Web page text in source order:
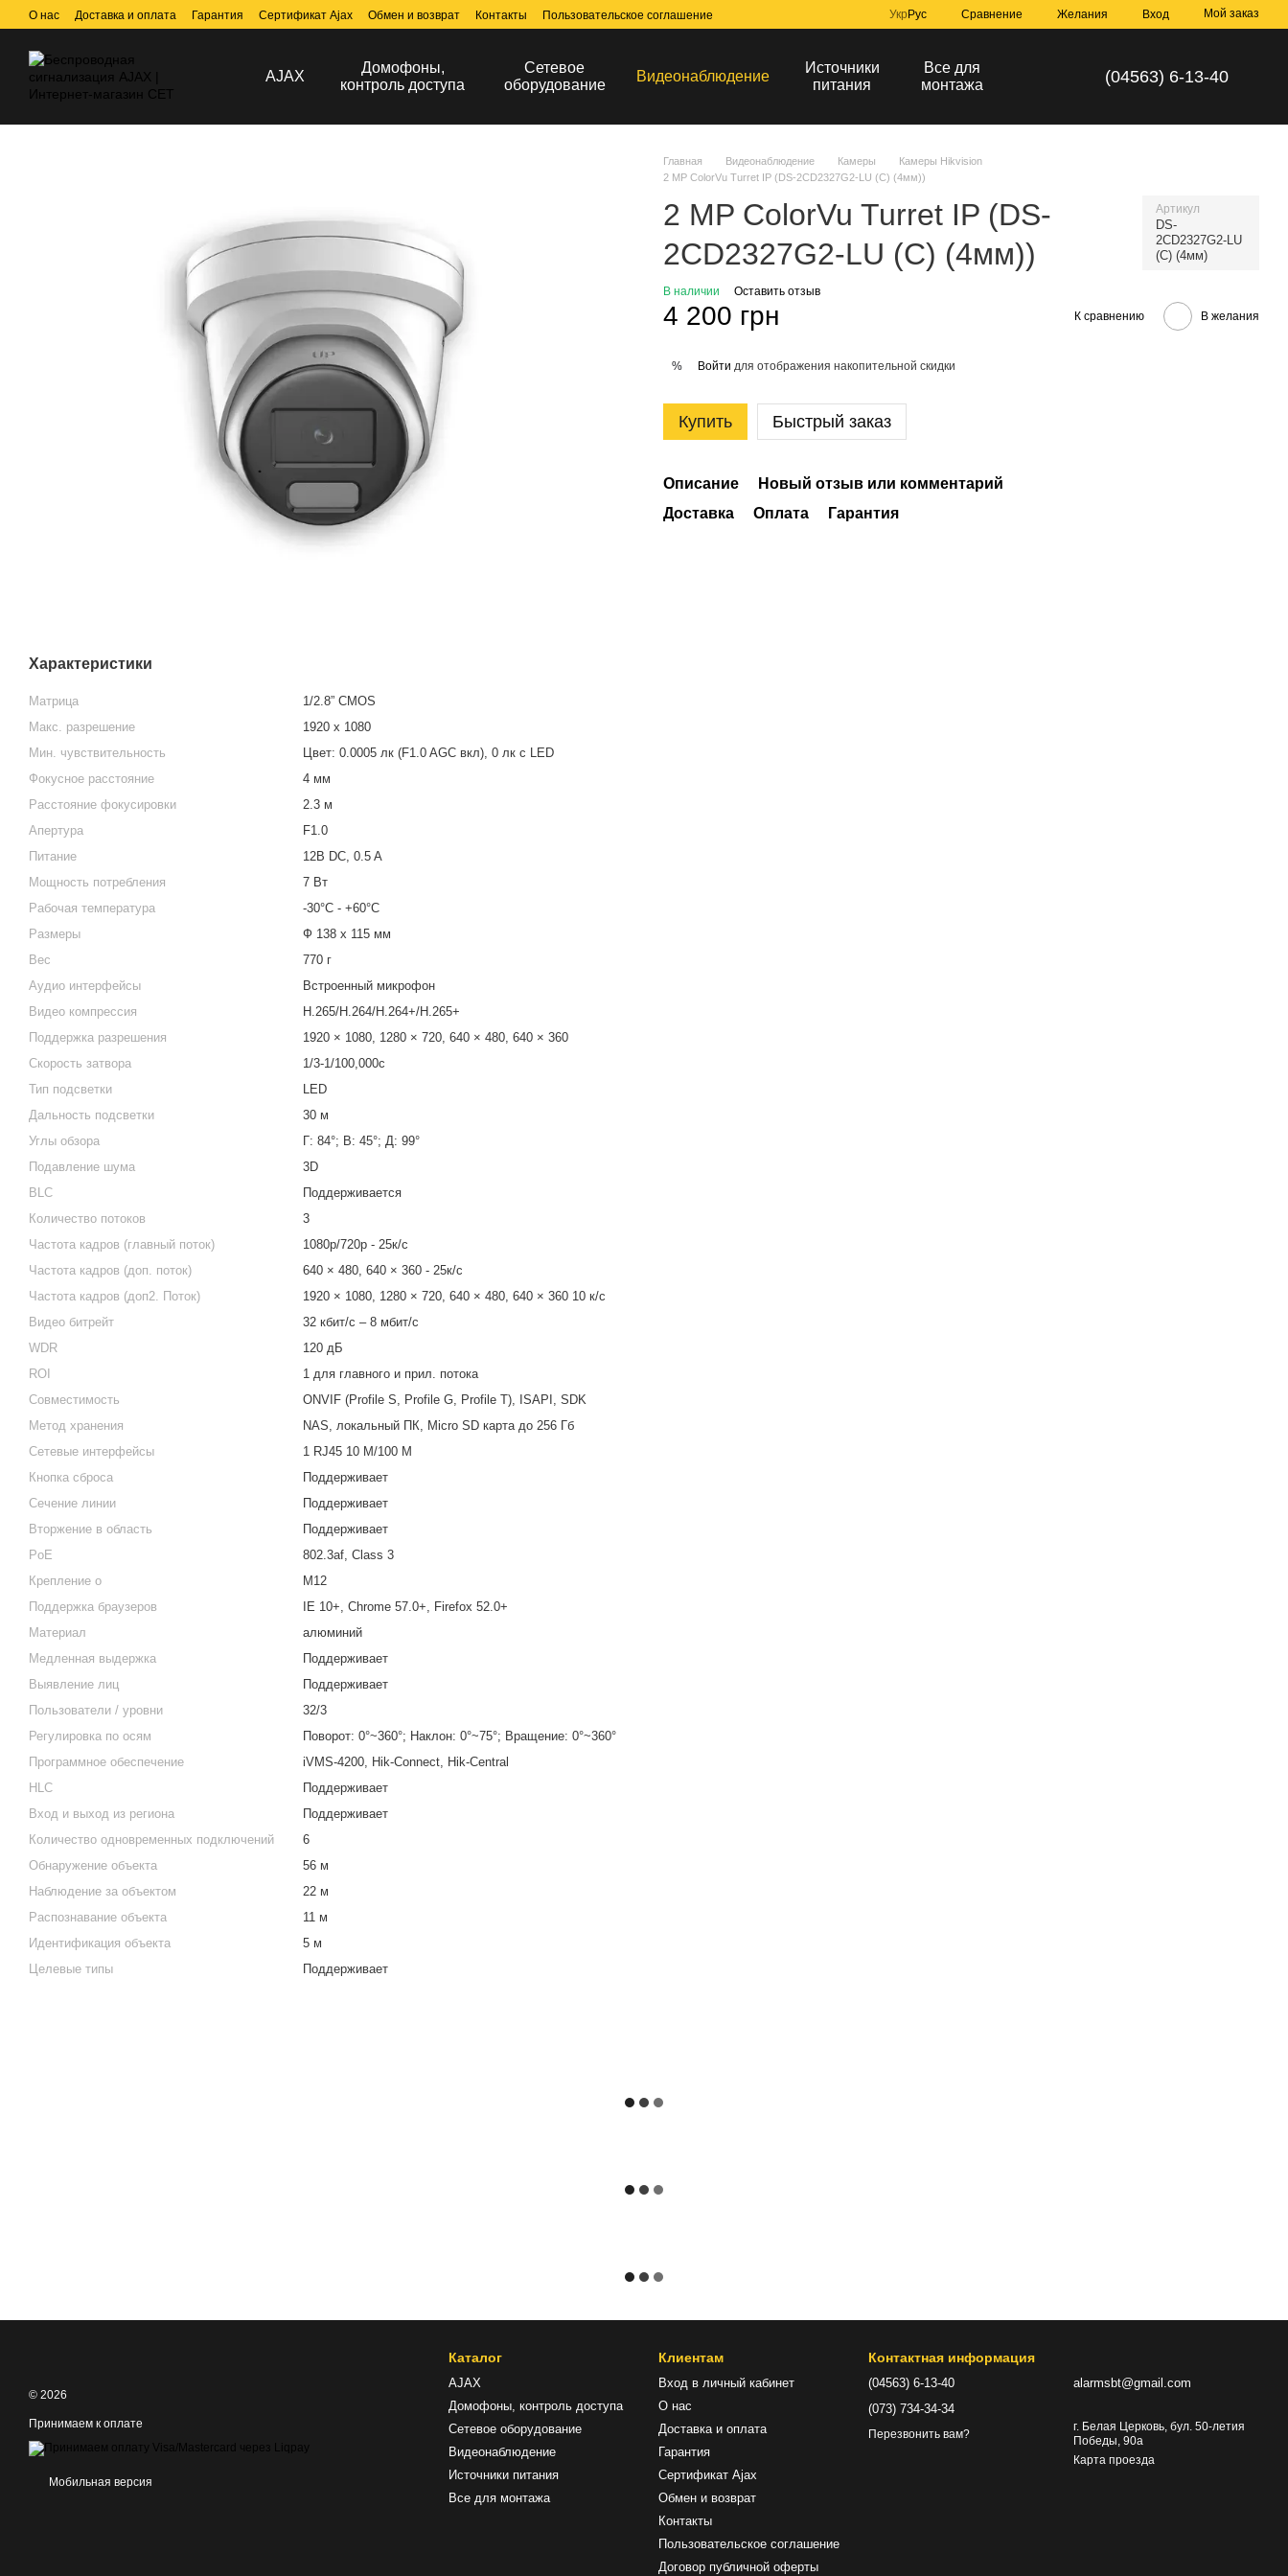
Перейти к основному контенту
О нас Доставка и оплата Гарантия Сертификат Ajax Обмен и возврат Контакты
Пользовательское соглашение
Укр Рус Сравнение Желания Вход Мой заказ
AJAX
Домофоны,
контроль доступа
Сетевое
оборудование
Видеонаблюдение
Источники
питания
Все для
монтажа
(04563) 6-13-40
Характеристики
Матрица
1/2.8” CMOS
Макс. разрешение
1920 x 1080
Мин. чувствительность
Цвет: 0.0005 лк (F1.0 AGC вкл), 0 лк с LED
Фокусное расстояние
4 мм
Расстояние фокусировки
2.3 м
Апертура
F1.0
Питание
12В DC, 0.5 A
Мощность потребления
7 Вт
Рабочая температура
-30°C - +60°C
Размеры
Ф 138 х 115 мм
Вес
770 г
Аудио интерфейсы
Встроенный микрофон
Видео компрессия
H.265/H.264/H.264+/H.265+
Поддержка разрешения
1920 × 1080, 1280 × 720, 640 × 480, 640 × 360
Скорость затвора
1/3-1/100,000с
Тип подсветки
LED
Дальность подсветки
30 м
Углы обзора
Г: 84°; В: 45°; Д: 99°
Подавление шума
3D
BLC
Поддерживается
Количество потоков
3
Частота кадров (главный поток)
1080р/720р - 25к/с
Частота кадров (доп. поток)
640 × 480, 640 × 360 - 25к/с
Частота кадров (доп2. Поток)
1920 × 1080, 1280 × 720, 640 × 480, 640 × 360 10 к/с
Видео битрейт
32 кбит/с – 8 мбит/с
WDR
120 дБ
ROI
1 для главного и прил. потока
Совместимость
ONVIF (Profile S, Profile G, Profile T), ISAPI, SDK
Метод хранения
NAS, локальный ПК, Micro SD карта до 256 Гб
Сетевые интерфейсы
1 RJ45 10 M/100 M
Кнопка сброса
Поддерживает
Сечение линии
Поддерживает
Вторжение в область
Поддерживает
PoE
802.3af, Class 3
Крепление о
М12
Поддержка браузеров
IE 10+, Chrome 57.0+, Firefox 52.0+
Материал
алюминий
Медленная выдержка
Поддерживает
Выявление лиц
Поддерживает
Пользователи / уровни
32/3
Регулировка по осям
Поворот: 0°~360°; Наклон: 0°~75°; Вращение: 0°~360°
Программное обеспечение
iVMS-4200, Hik-Connect, Hik-Central
HLC
Поддерживает
Вход и выход из региона
Поддерживает
Количество одновременных подключений
6
Обнаружение объекта
56 м
Наблюдение за объектом
22 м
Распознавание объекта
11 м
Идентификация объекта
5 м
Целевые типы
Поддерживает
Главная Видеонаблюдение Камеры
Камеры Hikvision
2 MP ColorVu Turret IP (DS-2CD2327G2-LU (C) (4мм))
2 MP ColorVu Turret IP (DS-
2CD2327G2-LU (C) (4мм))
Артикул
DS-
2CD2327G2-LU
(C) (4мм)
В наличии Оставить отзыв
4 200 грн К сравнению В желания
% Войти для отображения накопительной скидки
Купить Быстрый заказ
Описание
Новый отзыв или комментарий
Доставка
Оплата Гарантия
© 2026
Принимаем к оплате
Мобильная версия
Каталог
AJAX
Домофоны, контроль доступа
Сетевое оборудование
Видеонаблюдение
Источники питания
Все для монтажа
Клиентам
Вход в личный кабинет
О нас
Доставка и оплата
Гарантия
Сертификат Ajax
Обмен и возврат
Контакты
Пользовательское соглашение
Договор публичной оферты
Контактная информация
(04563) 6-13-40
(073) 734-34-34
Перезвонить вам?
alarmsbt@gmail.com
г. Белая Церковь, бул. 50-летия
Победы, 90а
Карта проезда